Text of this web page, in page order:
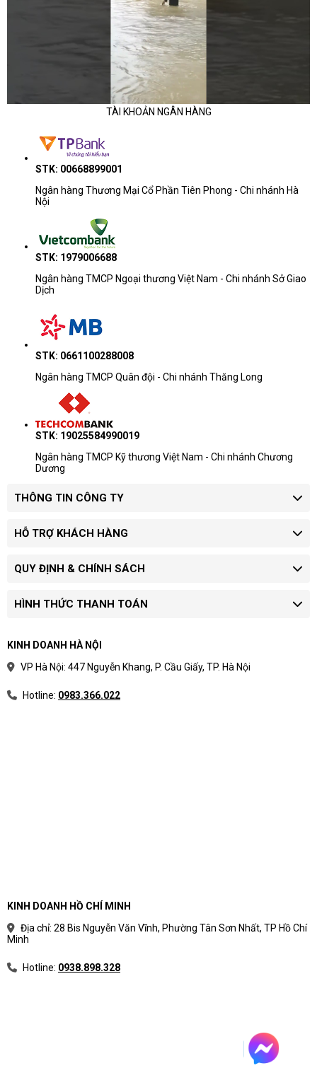
Công ty Cổ phần Vật tư và Thiết bị văn phòng CDC
Trụ sở chính: C18, Lô 9, KĐTM. Định Công, P. Định Công, Q. Hoàng
Mai, TP. Hà Nội
Hotline 1: 0983.366.022 (Hà Nội)
CN.HCM: 51/1 Giải Phóng, Phường 4, Quận Tân Bình, TP Hồ Chí
Hotline 2: 0904.672.691 (TP.HCM)
Facebook :https://www.facebook.com/maytinhcdc.vn/
TÀI KHOẢN NGÂN HÀNG
STK: 00668899001
Ngân hàng Thương Mại Cổ Phần Tiên Phong - Chi nhánh Hà
Nội
STK: 1979006688
Ngân hàng TMCP Ngoại thương Việt Nam - Chi nhánh Sở Giao
Dịch
STK: 0661100288008
Ngân hàng TMCP Quân đội - Chi nhánh Thăng Long
STK: 19025584990019
Ngân hàng TMCP Kỹ thương Việt Nam - Chi nhánh Chương
Dương
THÔNG TIN CÔNG TY
HỖ TRỢ KHÁCH HÀNG
QUY ĐỊNH & CHÍNH SÁCH
HÌNH THỨC THANH TOÁN
KINH DOANH HÀ NỘI
VP Hà Nội: 447 Nguyễn Khang, P. Cầu Giấy, TP. Hà Nội
Hotline: 0983.366.022
KINH DOANH HỒ CHÍ MINH
Địa chỉ: 28 Bis Nguyễn Văn Vĩnh, Phường Tân Sơn Nhất, TP Hồ Chí
Minh
Hotline: 0938.898.328